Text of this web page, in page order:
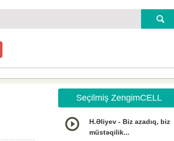
Seçilmiş ZengimCELL
H.Əliyev - Biz azadıq, biz
müstəqilik...